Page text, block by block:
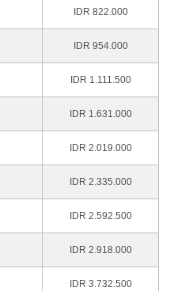
IDR 822.000
IDR 954.000
IDR 1.111.500
IDR 1.631.000
IDR 2.019.000
IDR 2.335.000
IDR 2.592.500
IDR 2.918.000
IDR 3.732.500